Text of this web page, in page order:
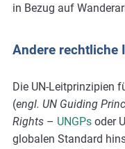
in Bezug auf
Andere rechtliche
Die UN-Leitprinzipien
(engl. UN Guiding
Rights– UNGPsoder
globalen Standard